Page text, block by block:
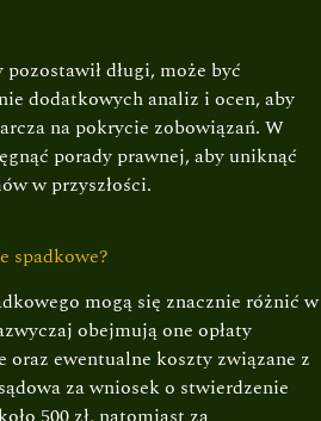
długi, może być
dodatkowych analiz i ocen, aby
na pokrycie zobowiązań. W
porady prawnej, aby uniknąć
w przyszłości.
spadkowe?
mogą się znacznie różnić w
obejmują one opłaty
oraz ewentualne koszty związane z
za wniosek o stwierdzenie